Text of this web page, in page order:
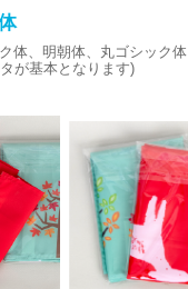
体、明朝体、丸ゴシック体
が基本となります)